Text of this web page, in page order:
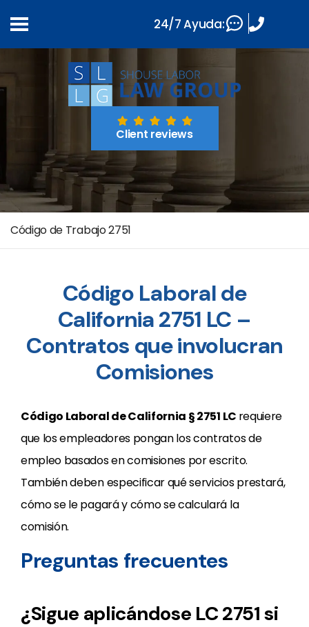
Client reviews
Código de Trabajo 2751
Código Laboral de
California 2751 LC –
Contratos que involucran
Comisiones
Código Laboral de California §2751 LC requiere
que los empleadores pongan los contratos de
empleo basados en comisiones por escrito.
También deben especificar qué servicios prestará,
cómo se le pagará y cómo se calculará la
comisión.
Preguntas frecuentes
¿Sigue aplicándose LC 2751 si
24/7 Ayuda: